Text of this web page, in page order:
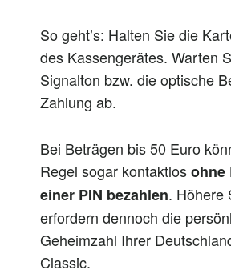
So geht’s: Halten Sie die
des Kassengerätes. Warten
Signalton bzw. die optische
Zahlung ab.
Bei Beträgen bis 50 Euro
Regel sogar kontaktlosohne
einer PIN bezahlen. Höhere
erfordern dennoch die
Geheimzahl Ihrer
Classic.